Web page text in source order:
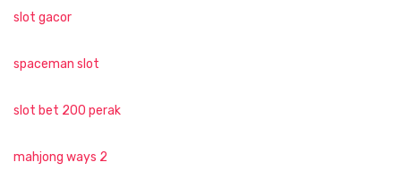
slot gacor
spaceman slot
slot bet 200 perak
mahjong ways 2